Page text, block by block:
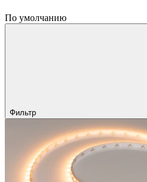
По умолчанию
Фильтр